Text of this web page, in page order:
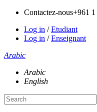
Contactez-nous+961
Log in /Etudiant
Log in /Enseignant
Arabic
Arabic
English